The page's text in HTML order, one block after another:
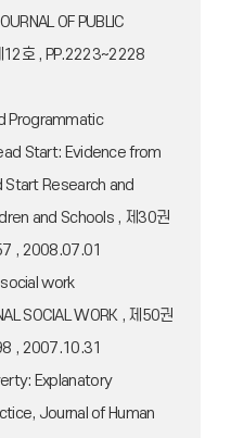
OF PUBLIC
12호 , PP.2223~2228
Programmatic
Start: Evidence from
Start Research and
and Schools , 제30권
, 2008.07.01
work
SOCIAL WORK , 제50권
, 2007.10.31
Explanatory
Journal of Human